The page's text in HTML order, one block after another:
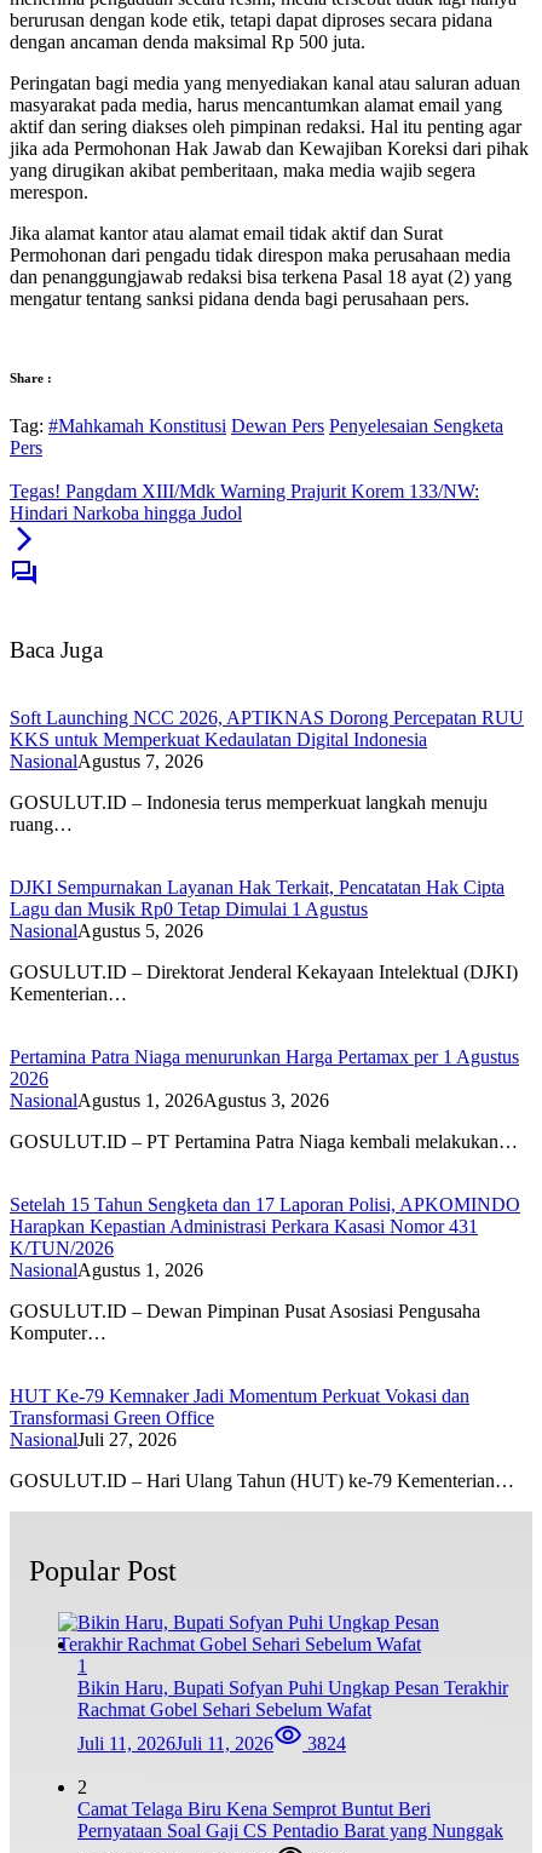
berurusan dengan kode etik, tetapi dapat diproses secara pidana
dengan ancaman denda maksimal Rp 500 juta.
Peringatan bagi media yang menyediakan kanal atau saluran aduan
masyarakat pada media, harus mencantumkan alamat email yang
aktif dan sering diakses oleh pimpinan redaksi. Hal itu penting agar
jika ada Permohonan Hak Jawab dan Kewajiban Koreksi dari pihak
yang dirugikan akibat pemberitaan, maka media wajib segera
merespon.
Jika alamat kantor atau alamat email tidak aktif dan Surat
Permohonan dari pengadu tidak direspon maka perusahaan media
dan penanggungjawab redaksi bisa terkena Pasal 18 ayat (2) yang
mengatur tentang sanksi pidana denda bagi perusahaan pers.
Share :
Tag: #Mahkamah Konstitusi Dewan Pers Penyelesaian Sengketa
Pers
Tegas! Pangdam XIII/Mdk Warning Prajurit Korem 133/NW:
Hindari Narkoba hingga Judol
Baca Juga
Soft Launching NCC 2026, APTIKNAS Dorong Percepatan RUU
KKS untuk Memperkuat Kedaulatan Digital Indonesia
NasionalAgustus 7, 2026
GOSULUT.ID – Indonesia terus memperkuat langkah menuju
ruang…
DJKI Sempurnakan Layanan Hak Terkait, Pencatatan Hak Cipta
Lagu dan Musik Rp0 Tetap Dimulai 1 Agustus
NasionalAgustus 5, 2026
GOSULUT.ID – Direktorat Jenderal Kekayaan Intelektual (DJKI)
Kementerian…
Pertamina Patra Niaga menurunkan Harga Pertamax per 1 Agustus
2026
NasionalAgustus 1, 2026Agustus 3, 2026
GOSULUT.ID – PT Pertamina Patra Niaga kembali melakukan…
Setelah 15 Tahun Sengketa dan 17 Laporan Polisi, APKOMINDO
Harapkan Kepastian Administrasi Perkara Kasasi Nomor 431
K/TUN/2026
NasionalAgustus 1, 2026
GOSULUT.ID – Dewan Pimpinan Pusat Asosiasi Pengusaha
Komputer…
HUT Ke-79 Kemnaker Jadi Momentum Perkuat Vokasi dan
Transformasi Green Office
NasionalJuli 27, 2026
GOSULUT.ID – Hari Ulang Tahun (HUT) ke-79 Kementerian…
Popular Post
1
Bikin Haru, Bupati Sofyan Puhi Ungkap Pesan Terakhir
Rachmat Gobel Sehari Sebelum Wafat
Juli 11, 2026Juli 11, 2026 3824
2
Camat Telaga Biru Kena Semprot Buntut Beri
Pernyataan Soal Gaji CS Pentadio Barat yang Nunggak